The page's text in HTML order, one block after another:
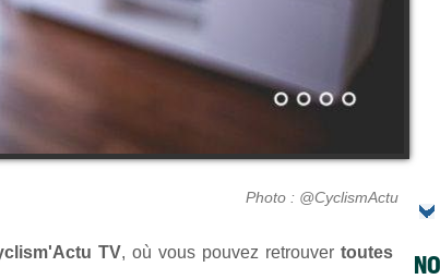
Photo : @CyclismActu
TV, où vous pouvez retrouvertoutes